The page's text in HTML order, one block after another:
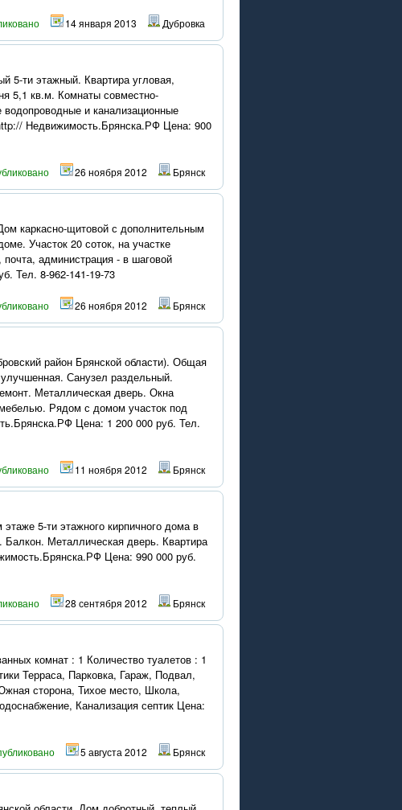
14 января 2013 Дубровка
5-ти этажный. Квартира угловая,
5,1 кв.м. Комнаты совместно-
и канализационные
Недвижимость.Брянска.РФ Цена: 900
26 ноября 2012 Брянск
каркасно-щитовой с дополнительным
Участок 20 соток, на участке
администрация - в шаговой
Тел. 8-962-141-19-73
26 ноября 2012 Брянск
район Брянской области). Общая
Санузел раздельный.
Металлическая дверь. Окна
Рядом с домом участок под
Цена: 1 200 000 руб. Тел.
11 ноября 2012 Брянск
5-ти этажного кирпичного дома в
Металлическая дверь. Квартира
Цена: 990 000 руб.
28 сентября 2012 Брянск
комнат : 1 Количество туалетов : 1
Терраса, Парковка, Гараж, Подвал,
сторона, Тихое место, Школа,
Канализация септик Цена:
5 августа 2012 Брянск